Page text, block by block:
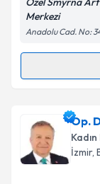
Özel Smyrna Art
Merkezi
Anadolu Cad. No:
Dr. Öğr.
talebi
için bir
Op.
İzmir,